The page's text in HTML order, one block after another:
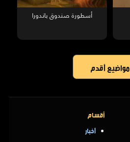
أسطورة صندوق باندورا
مواضيع أقدم
أقسام
أخبار